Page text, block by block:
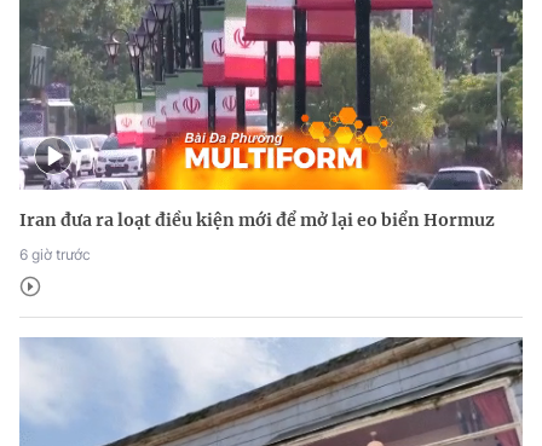
Iran đưa ra loạt điều kiện mới để mở lại eo biển Hormuz
6 giờ trước